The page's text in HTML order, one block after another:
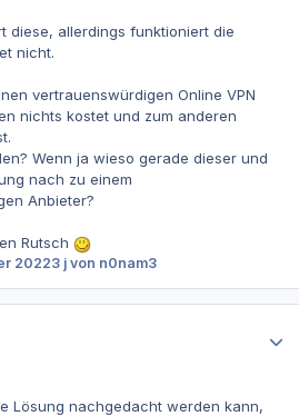
diese, allerdings funktioniert die
nicht.
vertrauenswürdigen Online VPN
nichts kostet und zum anderen
Wenn ja wieso gerade dieser und
nach zu einem
Anbieter?
Rutsch
20223 j von n0nam3
Lösung nachgedacht werden kann,